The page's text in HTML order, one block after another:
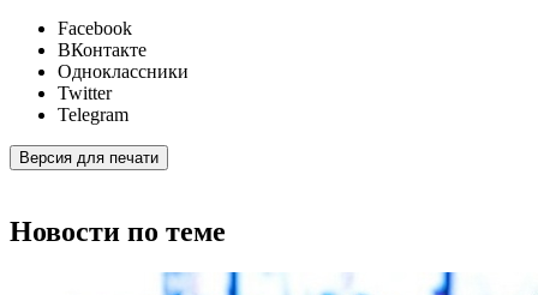
Facebook
ВКонтакте
Одноклассники
Twitter
Telegram
Версия для печати
Новости по теме